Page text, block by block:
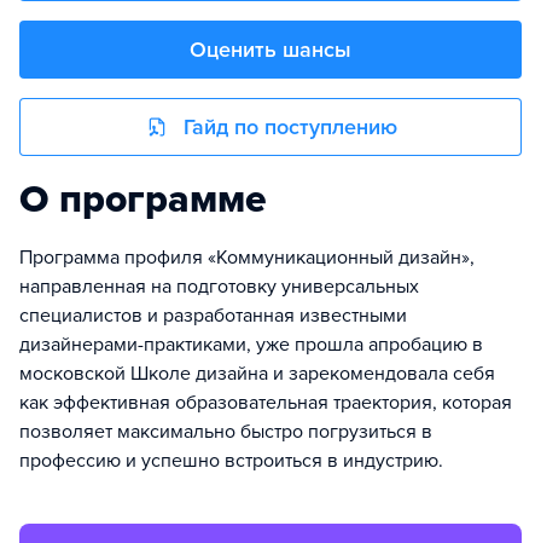
Оценить шансы
Гайд по поступлению
О программе
Программа профиля «Коммуникационный дизайн»,
направленная на подготовку универсальных
специалистов и разработанная известными
дизайнерами-практиками, уже прошла апробацию в
московской Школе дизайна и зарекомендовала себя
как эффективная образовательная траектория, которая
позволяет максимально быстро погрузиться в
профессию и успешно встроиться в индустрию.